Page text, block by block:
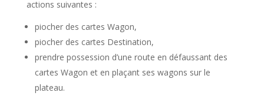
actions suivantes :
piocher des cartes Wagon,
piocher des cartes Destination,
prendre possession d’une route en défaussant des
cartes Wagon et en plaçant ses wagons sur le
plateau.